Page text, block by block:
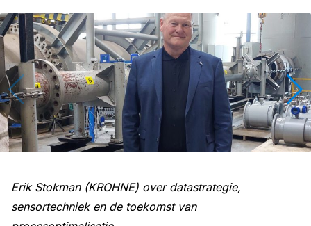
Erik Stokman (KROHNE) over datastrategie,
sensortechniek en de toekomst van